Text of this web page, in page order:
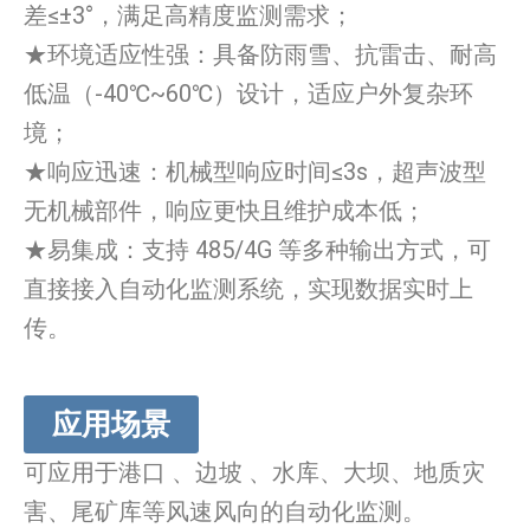
差≤±3°，满足高精度监测需求；
★环境适应性强：具备防雨雪、抗雷击、耐高
低温（-40℃~60℃）设计，适应户外复杂环
境；
★响应迅速：机械型响应时间≤3s，超声波型
无机械部件，响应更快且维护成本低；
★易集成：支持 485/4G 等多种输出方式，可
直接接入自动化监测系统，实现数据实时上
传。
应用场景
可应用于港口 、边坡 、水库、大坝、地质灾
害、尾矿库等风速风向的自动化监测。